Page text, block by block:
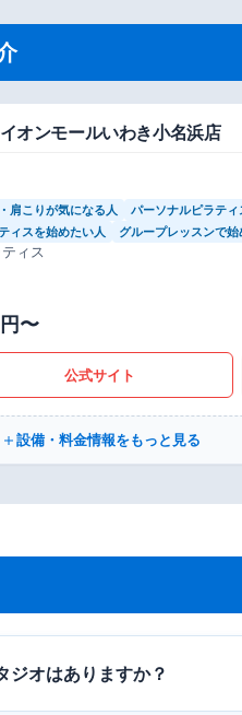
オンモールいわき小名浜店
肩こりが気になる人
パーソナルピラテ
ィスを始めたい人
グループレッスンで始
ィス
〜
公式サイト
設備・料金情報をもっと見る
ジオはありますか？